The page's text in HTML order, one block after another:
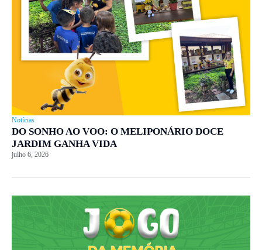
Notícias
DO SONHO AO VOO: O MELIPONÁRIO DOCE
JARDIM GANHA VIDA
julho 6, 2026